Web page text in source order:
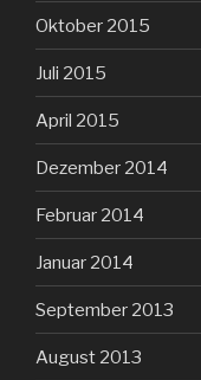
Oktober 2015
Juli 2015
April 2015
Dezember 2014
Februar 2014
Januar 2014
September 2013
August 2013